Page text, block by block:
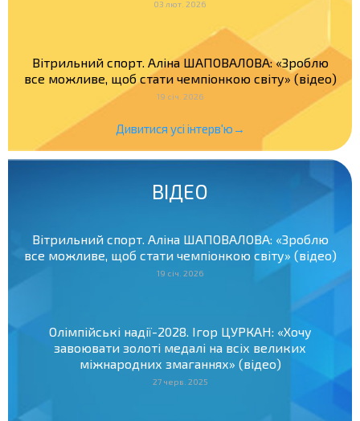
03 лют. 2026
Вітрильний спорт. Аліна ШАПОВАЛОВА: «Зроблю
все можливе, щоб стати чемпіонкою світу» (відео)
19 січ. 2026
Дивитися усі інтерв'ю→
ВІДЕО
Вітрильний спорт. Аліна ШАПОВАЛОВА: «Зроблю
все можливе, щоб стати чемпіонкою світу» (відео)
19 січ. 2026
Олімпійські надії-2028. Ігор ЦУРКАН: «Хочу
завоювати золоті медалі на всіх великих
міжнародних змаганнях» (відео)
27 черв. 2025